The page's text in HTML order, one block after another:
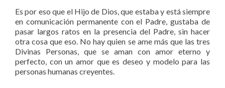
Es por eso que el Hijo de Dios, que estaba y está siempre
en comunicación permanente con el Padre, gustaba de
pasar largos ratos en la presencia del Padre, sin hacer
otra cosa que eso. No hay quien se ame más que las tres
Divinas Personas, que se aman con amor eterno y
perfecto, con un amor que es deseo y modelo para las
personas humanas creyentes.